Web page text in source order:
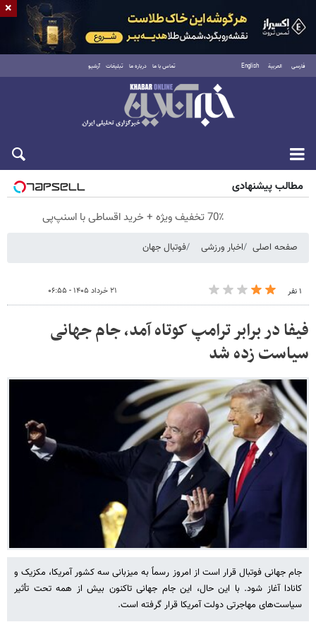
فارسی العربية English تماس با ما درباره ما تبلیغات آرشیو
پنجشنبه ۱۵ مرداد ۱۴۰۵
مطالب پیشنهادی
70٪ تخفیف ویژه + خرید اقساطی با اسنپ‌پی
صفحه اصلی اخبار ورزشی فوتبال جهان
۱ نفر ۲۱ خرداد ۱۴۰۵ - ۰۶:۵۵
فیفا در برابر ترامپ کوتاه آمد، جام جهانی
سیاست زده شد
جام جهانی فوتبال قرار است از امروز رسماً به میزبانی سه کشور آمریکا، مکزیک و
کانادا آغاز شود. با این حال، این جام جهانی تاکنون بیش از همه تحت تأثیر
سیاست‌های مهاجرتی دولت آمریکا قرار گرفته است.
×